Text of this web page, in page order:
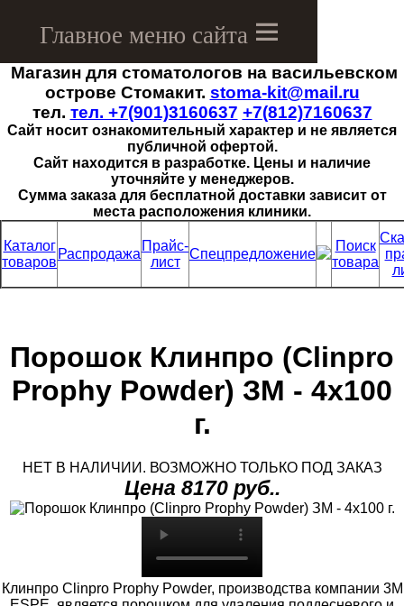
Магазин для стоматологов на васильевском
острове Стомакит. stoma-kit@mail.ru
тел. тел. +7(901)3160637 +7(812)7160637
Сайт носит ознакомительный характер и не является
публичной офертой.
Сайт находится в разработке. Цены и наличие
уточняйте у менеджеров.
Сумма заказа для бесплатной доставки зависит от
места расположения клиники.
Menu
Каталог
товаров
Распродажа
Прайс-
лист
Спецпредложение
Поиск
товара
Порошок Клинпро (Clinpro
Prophy Powder) ЗМ - 4х100
г.
НЕТ В НАЛИЧИИ. ВОЗМОЖНО ТОЛЬКО ПОД ЗАКАЗ
Цена 8170 руб..
Клинпро Clinpro Prophy Powder, производства компании 3M